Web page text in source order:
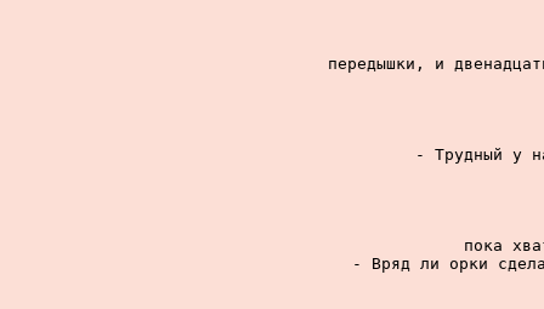
передышки, и
- Трудный у
пока
- Вряд ли орки